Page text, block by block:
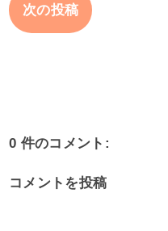
次の投稿
0 件のコメント:
コメントを投稿